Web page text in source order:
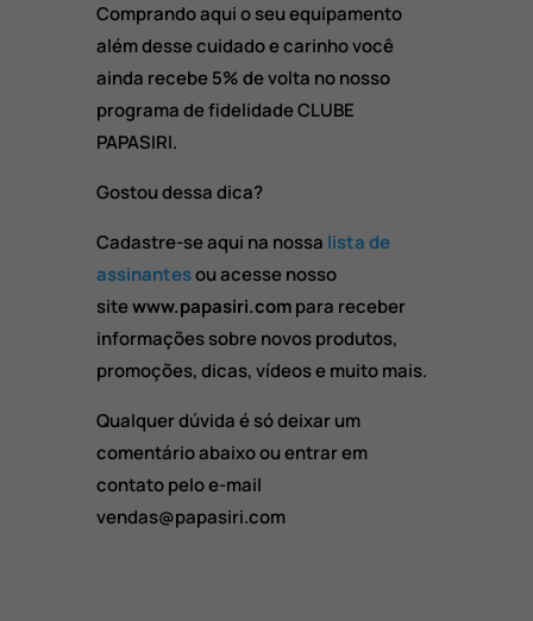
Comprando aqui o seu equipamento
além desse cuidado e carinho você
ainda recebe 5% de volta no nosso
programa de fidelidade CLUBE
PAPASIRI.
Gostou dessa dica?
Cadastre-se aqui na nossa lista de
assinantesou acesse nosso
sitewww.papasiri.compara receber
informações sobre novos produtos,
promoções, dicas, vídeos e muito mais.
Qualquer dúvida é só deixar um
comentário abaixo ou entrar em
contato pelo e-mail
vendas@papasiri.com